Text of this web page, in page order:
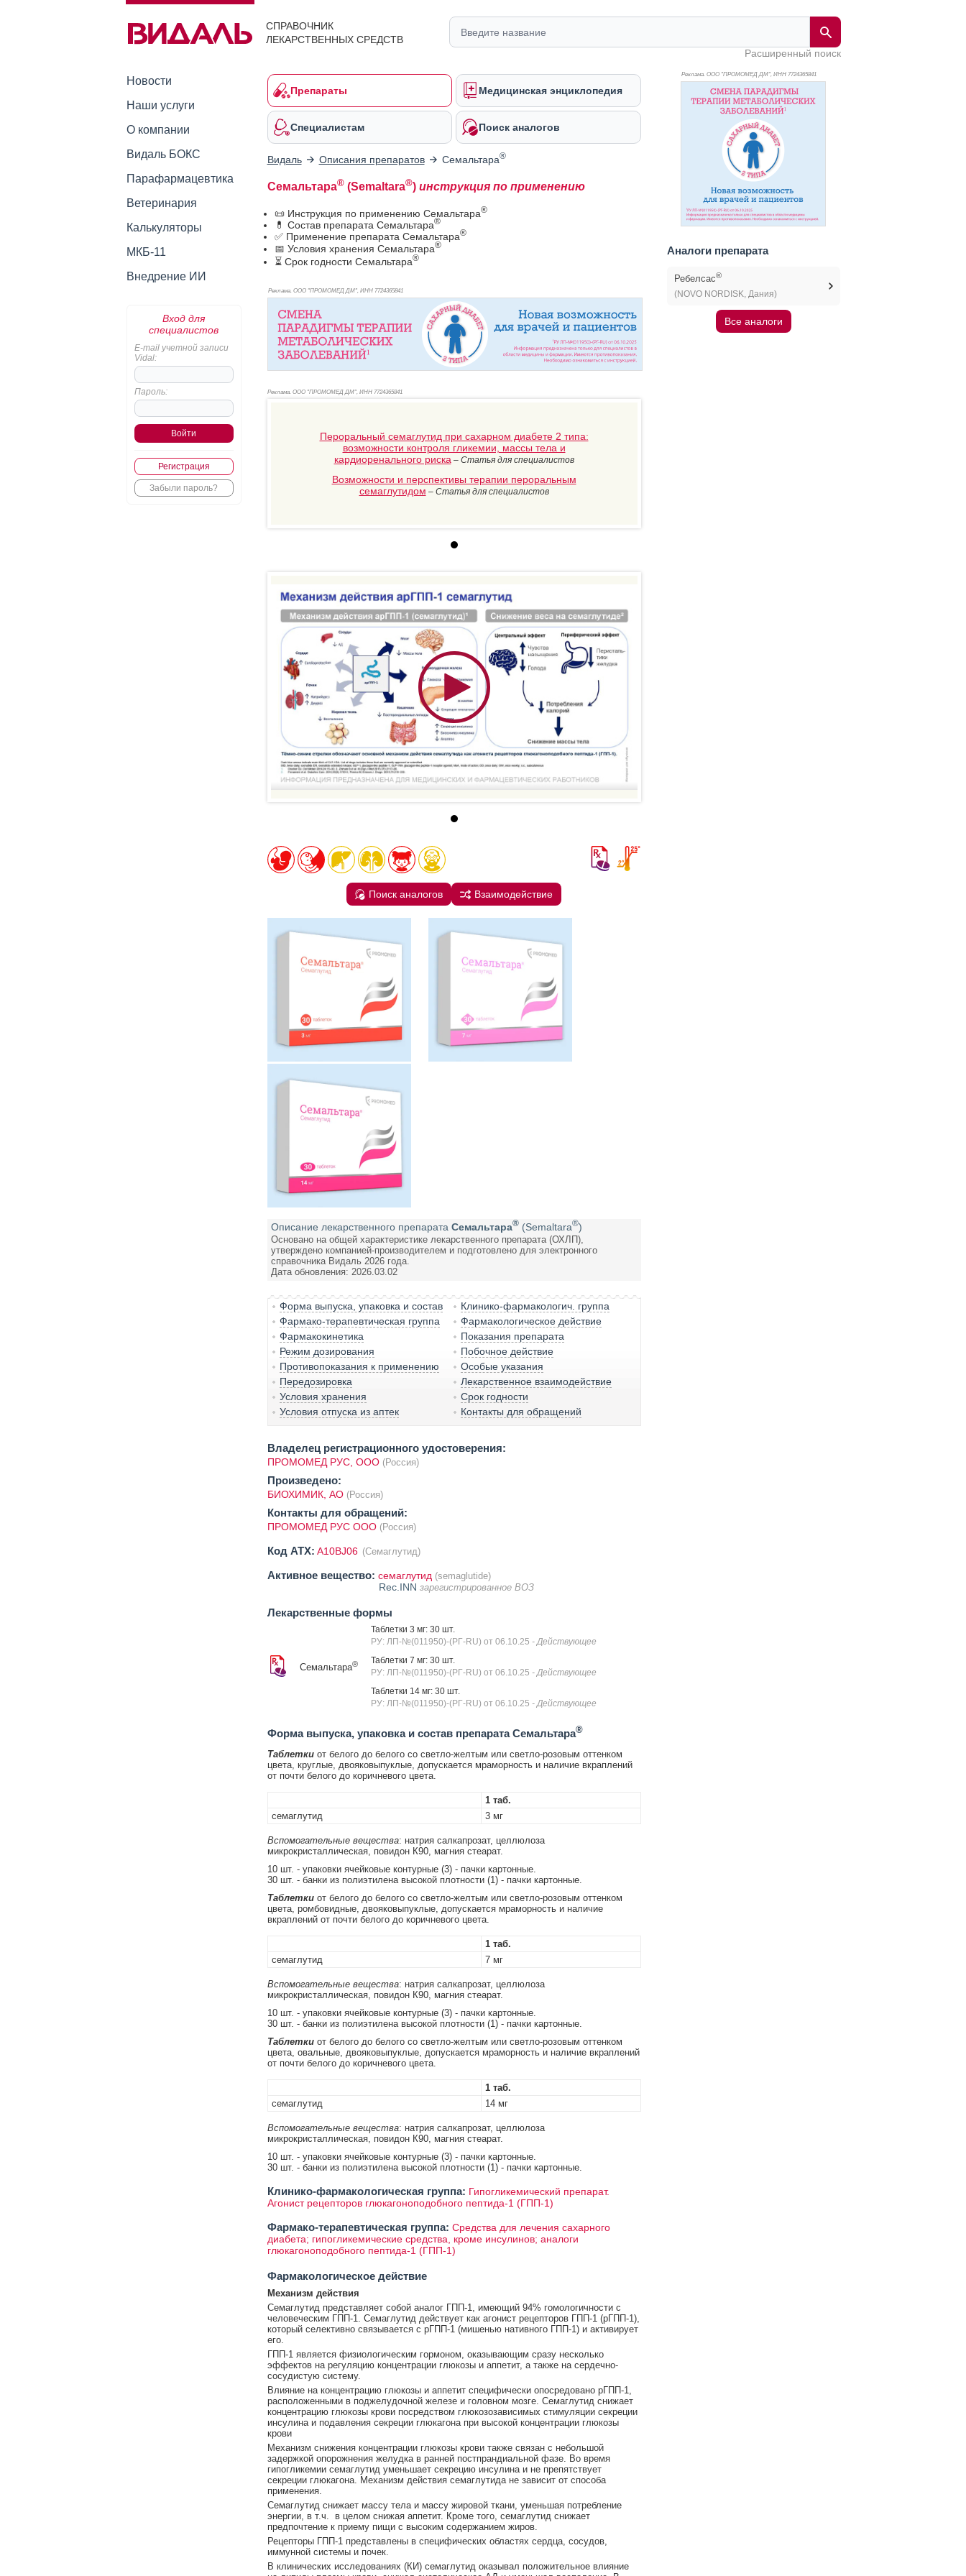
СПРАВОЧНИК
ЛЕКАРСТВЕННЫХ СРЕДСТВ
Расширенный поиск
Новости
Наши услуги
О компании
Видаль БОКС
Парафармацевтика
Ветеринария
Калькуляторы
МКБ-11
Внедрение ИИ
Вход для
специалистов
E-mail учетной записи
Vidal:
Пароль:
Регистрация
Забыли пароль?
Препараты Медицинская энциклопедия
Специалистам Поиск аналогов
Видаль Описания препаратов Семальтара®
Семальтара®(Semaltara®) инструкция по применению
📜 Инструкция по применению Семальтара®
💊 Состав препарата Семальтара®
✅ Применение препарата Семальтара®
📅 Условия хранения Семальтара®
⏳ Срок годности Семальтара®
Реклама. ООО "ПРОМОМЕД ДМ", ИНН 7724365841
Реклама. ООО "ПРОМОМЕД ДМ", ИНН 7724365841
Пероральный семаглутид при сахарном диабете 2 типа:
возможности контроля гликемии, массы тела и
кардиоренального риска– Статья для специалистов
Возможности и перспективы терапии пероральным
семаглутидом – Статья для специалистов
Реклама. ООО "ПРОМОМЕД ДМ", ИНН 7724365841 erid:2VSb5wRaH2a
Первый отечественный пероральный семаглутид
Поиск аналогов Взаимодействие
Описание лекарственного препарата Семальтара® (Semaltara®)
Основано на общей характеристике лекарственного препарата (ОХЛП),
утверждено компанией-производителем и подготовлено для электронного
справочника Видаль 2026 года.
Дата обновления: 2026.03.02
Форма выпуска, упаковка и состав
Клинико-фармакологич. группа
Фармако-терапевтическая группа
Фармакологическое действие
Фармакокинетика
Показания препарата
Режим дозирования
Побочное действие
Противопоказания к применению
Особые указания
Передозировка
Лекарственное взаимодействие
Условия хранения
Срок годности
Условия отпуска из аптек
Контакты для обращений
Владелец регистрационного удостоверения:
ПРОМОМЕД РУС, ООО (Россия)
Произведено:
БИОХИМИК, АО (Россия)
Контакты для обращений:
ПРОМОМЕД РУС ООО (Россия)
Код ATX: A10BJ06 (Семаглутид)
Активное вещество: семаглутид (semaglutide)
Rec.INN зарегистрированное ВОЗ
Лекарственные формы
Семальтара®
Таблетки 3 мг: 30 шт.
РУ: ЛП-№(011950)-(РГ-RU) от 06.10.25 - Действующее
Таблетки 7 мг: 30 шт.
РУ: ЛП-№(011950)-(РГ-RU) от 06.10.25 - Действующее
Таблетки 14 мг: 30 шт.
РУ: ЛП-№(011950)-(РГ-RU) от 06.10.25 - Действующее
Форма выпуска, упаковка и состав препарата Семальтара®
Таблеткиот белого до белого со светло-желтым или светло-розовым оттенком
цвета, круглые, двояковыпуклые, допускается мраморность и наличие вкраплений
от почти белого до коричневого цвета.
1 таб.
семаглутид
3 мг
Вспомогательные вещества: натрия салкапрозат, целлюлоза
микрокристаллическая, повидон К90, магния стеарат.
10 шт. - упаковки ячейковые контурные (3) - пачки картонные.
30 шт. - банки из полиэтилена высокой плотности (1) - пачки картонные.
Таблеткиот белого до белого со светло-желтым или светло-розовым оттенком
цвета, ромбовидные, двояковыпуклые, допускается мраморность и наличие
вкраплений от почти белого до коричневого цвета.
1 таб.
семаглутид
7 мг
Вспомогательные вещества: натрия салкапрозат, целлюлоза
микрокристаллическая, повидон К90, магния стеарат.
10 шт. - упаковки ячейковые контурные (3) - пачки картонные.
30 шт. - банки из полиэтилена высокой плотности (1) - пачки картонные.
Таблеткиот белого до белого со светло-желтым или светло-розовым оттенком
цвета, овальные, двояковыпуклые, допускается мраморность и наличие вкраплений
от почти белого до коричневого цвета.
1 таб.
семаглутид
14 мг
Вспомогательные вещества: натрия салкапрозат, целлюлоза
микрокристаллическая, повидон К90, магния стеарат.
10 шт. - упаковки ячейковые контурные (3) - пачки картонные.
30 шт. - банки из полиэтилена высокой плотности (1) - пачки картонные.
Клинико-фармакологическая группа: Гипогликемический препарат.
Агонист рецепторов глюкагоноподобного пептида-1 (ГПП-1)
Фармако-терапевтическая группа: Средства для лечения сахарного
диабета; гипогликемические средства, кроме инсулинов; аналоги
глюкагоноподобного пептида-1 (ГПП-1)
Фармакологическое действие
Механизм действия
Семаглутид представляет собой аналог ГПП-1, имеющий 94% гомологичности с
человеческим ГПП-1. Семаглутид действует как агонист рецепторов ГПП-1 (рГПП-1),
который селективно связывается с рГПП-1 (мишенью нативного ГПП-1) и активирует
его.
ГПП-1 является физиологическим гормоном, оказывающим сразу несколько
эффектов на регуляцию концентрации глюкозы и аппетит, а также на сердечно-
сосудистую систему.
Влияние на концентрацию глюкозы и аппетит специфически опосредовано рГПП-1,
расположенными в поджелудочной железе и головном мозге. Семаглутид снижает
концентрацию глюкозы крови посредством глюкозозависимых стимуляции секреции
инсулина и подавления секреции глюкагона при высокой концентрации глюкозы
крови
Механизм снижения концентрации глюкозы крови также связан с небольшой
задержкой опорожнения желудка в ранней постпрандиальной фазе. Во время
гипогликемии семаглутид уменьшает секрецию инсулина и не препятствует
секреции глюкагона. Механизм действия семаглутида не зависит от способа
применения.
Семаглутид снижает массу тела и массу жировой ткани, уменьшая потребление
энергии, в т.ч. в целом снижая аппетит. Кроме того, семаглутид снижает
предпочтение к приему пищи с высоким содержанием жиров.
Рецепторы ГПП-1 представлены в специфических областях сердца, сосудов,
иммунной системы и почек.
В клинических исследованиях (КИ) семаглутид оказывал положительное влияние
Реклама. ООО "ПРОМОМЕД ДМ", ИНН 7724365841
Аналоги препарата
Ребелсас®
(NOVO NORDISK, Дания)
Все аналоги